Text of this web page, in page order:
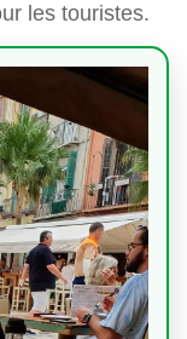
les touristes.